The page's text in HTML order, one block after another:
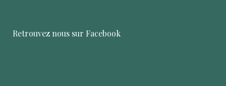
Retrouvez nous sur Facebook